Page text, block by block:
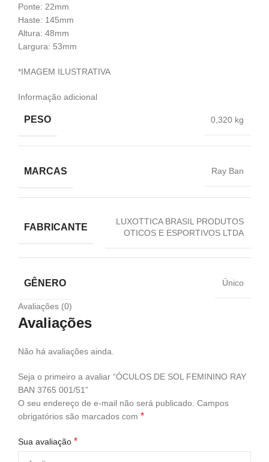
Ponte: 22mm
Haste: 145mm
Altura: 48mm
Largura: 53mm
*IMAGEM ILUSTRATIVA
Informação adicional
PESO 0,320 kg
MARCAS Ray Ban
FABRICANTE
LUXOTTICA BRASIL PRODUTOS
OTICOS E ESPORTIVOS LTDA
GÊNERO Único
Avaliações (0)
Avaliações
Não há avaliações ainda.
Seja o primeiro a avaliar “ÓCULOS DE SOL FEMININO RAY
BAN 3765 001/51”
O seu endereço de e-mail não será publicado. Campos
obrigatórios são marcados com *
Sua avaliação *